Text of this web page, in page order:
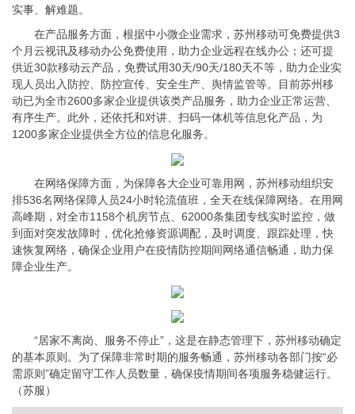
实事、解难题。
在产品服务方面，根据中小微企业需求，苏州移动可免费提供3
个月云视讯及移动办公免费使用，助力企业远程在线办公；还可提
供近30款移动云产品，免费试用30天/90天/180天不等，助力企业实
现人员出入防控、防控宣传、安全生产、舆情监管等。目前苏州移
动已为全市2600多家企业提供该类产品服务，助力企业正常运营、
有序生产。此外，还依托和对讲、扫码一体机等信息化产品，为
1200多家企业提供全方位的信息化服务。
在网络保障方面，为保障各大企业可靠用网，苏州移动组织安
排536名网络保障人员24小时轮流值班，全天在线保障网络。在用网
高峰期，对全市1158个机房节点、62000条集团专线实时监控，做
到面对突发故障时，优化抢修资源调配，及时调度、跟踪处理，快
速恢复网络，确保企业用户在疫情防控期间网络通信畅通，助力保
障企业生产。
“居家不离岗、服务不停止”，这是在静态管理下，苏州移动确定
的基本原则。为了保障非常时期的服务畅通，苏州移动各部门按“必
需原则”确定留守工作人员数量，确保疫情期间各项服务稳健运行。
（苏服）